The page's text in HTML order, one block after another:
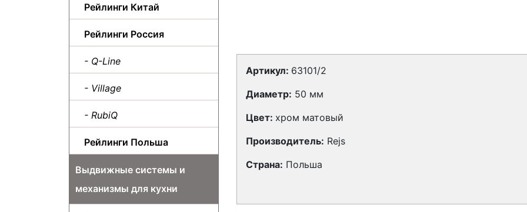
Рейлинги Китай
Рейлинги Россия
- Q-Line
- Village
- RubiQ
Рейлинги Польша
Выдвижные системы и
механизмы для кухни
Артикул: 63101/2
Диаметр: 50 мм
Цвет: хром матовый
Производитель: Rejs
Страна: Польша